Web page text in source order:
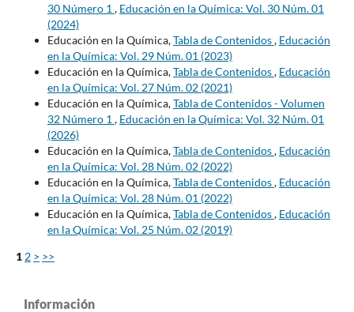
30 Número 1 , Educación en la Química: Vol. 30 Núm. 01
(2024)
Educación en la Química,Tabla de Contenidos, Educación
en la Química: Vol. 29 Núm. 01 (2023)
Educación en la Química,Tabla de Contenidos, Educación
en la Química: Vol. 27 Núm. 02 (2021)
Educación en la Química,Tabla de Contenidos - Volumen
32 Número 1 , Educación en la Química: Vol. 32 Núm. 01
(2026)
Educación en la Química,Tabla de Contenidos, Educación
en la Química: Vol. 28 Núm. 02 (2022)
Educación en la Química,Tabla de Contenidos, Educación
en la Química: Vol. 28 Núm. 01 (2022)
Educación en la Química,Tabla de Contenidos, Educación
en la Química: Vol. 25 Núm. 02 (2019)
1 2 > >>
Información